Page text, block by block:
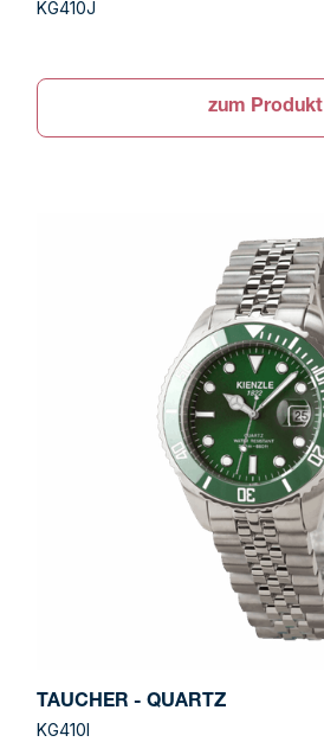
KG410J
zum Produkt
TAUCHER - QUARTZ
KG410I